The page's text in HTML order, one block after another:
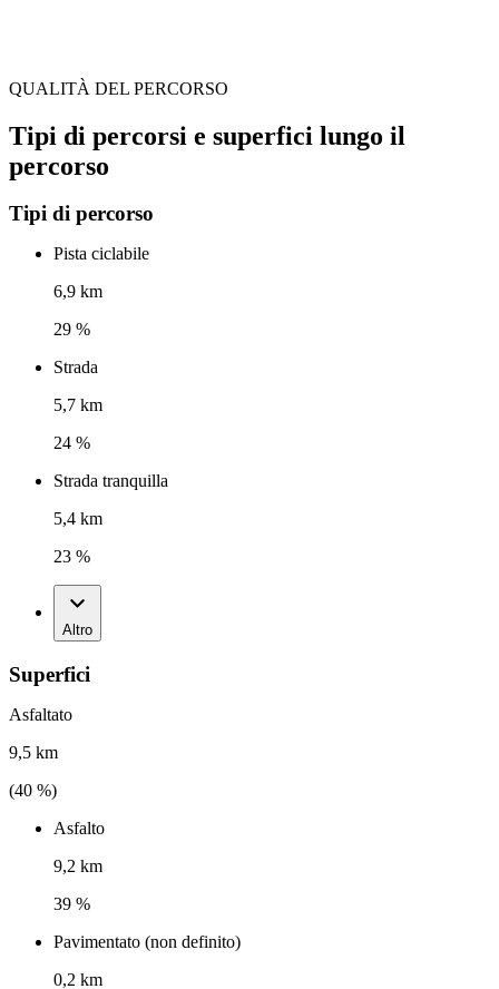
QUALITÀ DEL PERCORSO
Tipi di percorsi e superfici lungo il
percorso
Tipi di percorso
Pista ciclabile
6,9 km
29 %
Strada
5,7 km
24 %
Strada tranquilla
5,4 km
23 %
Altro
Superfici
Asfaltato
9,5 km
(40 %)
Asfalto
9,2 km
39 %
Pavimentato (non definito)
0,2 km